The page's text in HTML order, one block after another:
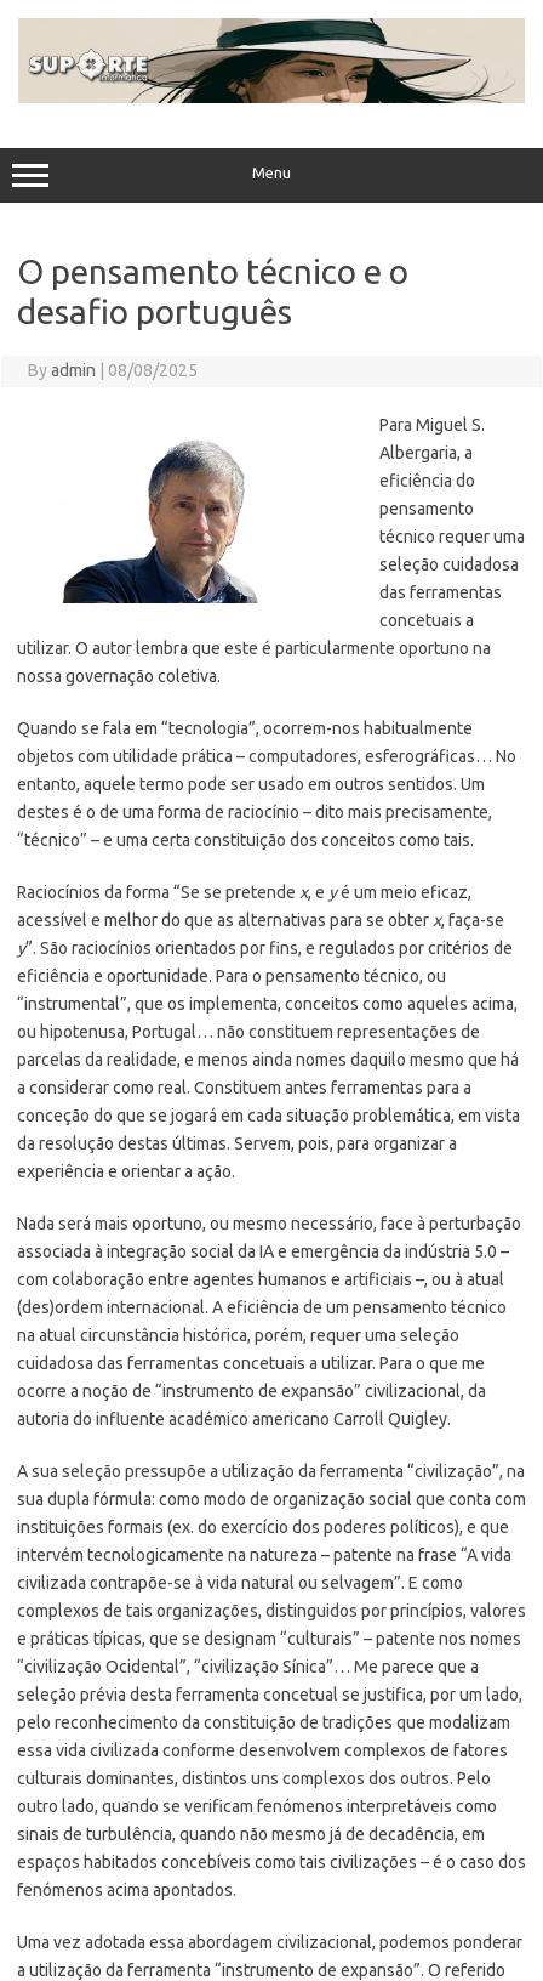
Menu
O pensamento técnico e o
desafio português
Byadmin 08/08/2025
Para Miguel S.
Albergaria, a
eficiência do
pensamento
técnico requer uma
seleção cuidadosa
das ferramentas
concetuais a
utilizar. O autor lembra que este é particularmente oportuno na
nossa governação coletiva.
Quando se fala em “tecnologia”, ocorrem-nos habitualmente
objetos com utilidade prática – computadores, esferográficas… No
entanto, aquele termo pode ser usado em outros sentidos. Um
destes é o de uma forma de raciocínio – dito mais precisamente,
“técnico” – e uma certa constituição dos conceitos como tais.
Raciocínios da forma “Se se pretende x, e yé um meio eficaz,
acessível e melhor do que as alternativas para se obter x, faça-se
y”. São raciocínios orientados por fins, e regulados por critérios de
eficiência e oportunidade. Para o pensamento técnico, ou
“instrumental”, que os implementa, conceitos como aqueles acima,
ou hipotenusa, Portugal… não constituem representações de
parcelas da realidade, e menos ainda nomes daquilo mesmo que há
a considerar como real. Constituem antes ferramentas para a
conceção do que se jogará em cada situação problemática, em vista
da resolução destas últimas. Servem, pois, para organizar a
experiência e orientar a ação.
Nada será mais oportuno, ou mesmo necessário, face à perturbação
associada à integração social da IA e emergência da indústria 5.0 –
com colaboração entre agentes humanos e artificiais –, ou à atual
(des)ordem internacional. A eficiência de um pensamento técnico
na atual circunstância histórica, porém, requer uma seleção
cuidadosa das ferramentas concetuais a utilizar. Para o que me
ocorre a noção de “instrumento de expansão” civilizacional, da
autoria do influente académico americano Carroll Quigley.
A sua seleção pressupõe a utilização da ferramenta “civilização”, na
sua dupla fórmula: como modo de organização social que conta com
instituições formais (ex. do exercício dos poderes políticos), e que
intervém tecnologicamente na natureza – patente na frase “A vida
civilizada contrapõe-se à vida natural ou selvagem”. E como
complexos de tais organizações, distinguidos por princípios, valores
e práticas típicas, que se designam “culturais” – patente nos nomes
“civilização Ocidental”, “civilização Sínica”… Me parece que a
seleção prévia desta ferramenta concetual se justifica, por um lado,
pelo reconhecimento da constituição de tradições que modalizam
essa vida civilizada conforme desenvolvem complexos de fatores
culturais dominantes, distintos uns complexos dos outros. Pelo
outro lado, quando se verificam fenómenos interpretáveis como
sinais de turbulência, quando não mesmo já de decadência, em
espaços habitados concebíveis como tais civilizações – é o caso dos
fenómenos acima apontados.
Uma vez adotada essa abordagem civilizacional, podemos ponderar
a utilização da ferramenta “instrumento de expansão”. O referido